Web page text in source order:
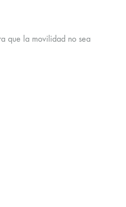
que la movilidad no sea